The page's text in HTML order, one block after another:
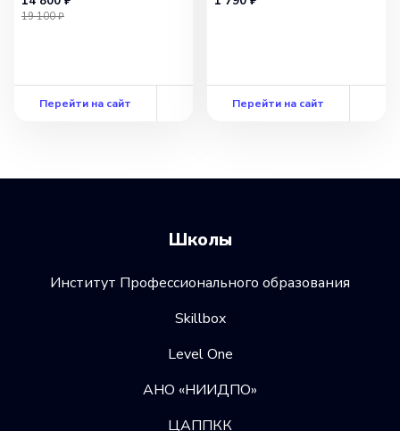
19 100 ₽
Перейти на сайт Перейти на сайт
Школы
Институт Профессионального образования
Skillbox
Level One
АНО «НИИДПО»
ЦАППКК